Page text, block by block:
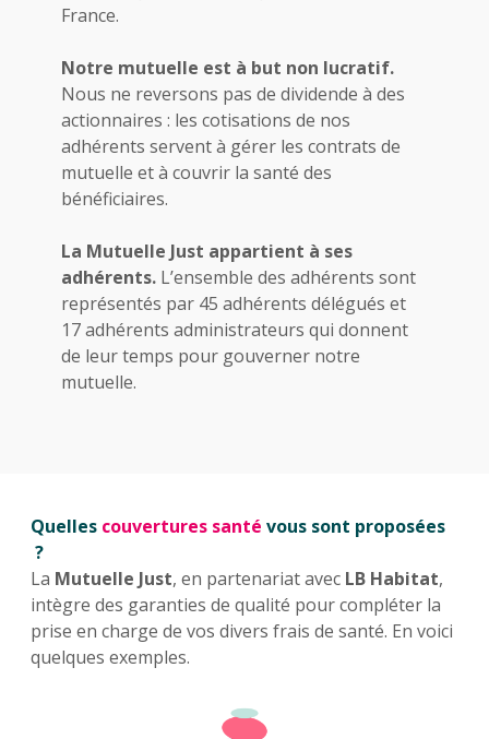
France.
Notre mutuelle est à but non lucratif.
Nous ne reversons pas de dividende à des
actionnaires : les cotisations de nos
adhérents servent à gérer les contrats de
mutuelle et à couvrir la santé des
bénéficiaires.
La Mutuelle Just appartient à ses
adhérents. L’ensemble des adhérents sont
représentés par 45 adhérents délégués et
17 adhérents administrateurs qui donnent
de leur temps pour gouverner notre
mutuelle.
Quelles couvertures santé vous sont proposées
?
La Mutuelle Just, en partenariat avec LB Habitat,
intègre des garanties de qualité pour compléter la
prise en charge de vos divers frais de santé. En voici
quelques exemples.